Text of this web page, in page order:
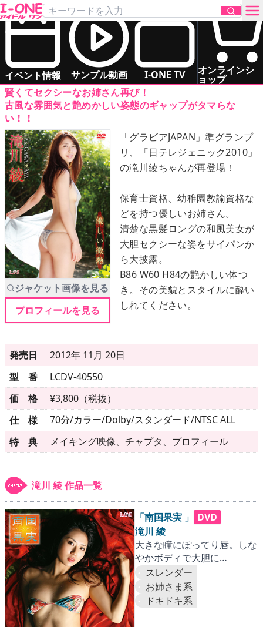
イベント情報 サンプル動画 I-ONE TV オンラインシ
ョップ
お問い合わせ
TOP
DVD
Blu-ray
サンプル動画
イベント情報
アイドル一覧
メニュー
▶新作
▶ 次回作
▶ 制作中
▶発売年月日
▶更新情報
▶個人情報保護について
▶よくあるご質問
▶会社概要
滝川 綾
「優しい微熱 」
DVD
スレンダー
お姉さま系 ドキドキ系
賢くてセクシーなお姉さん再び！
古風な雰囲気と艶めかしい姿態のギャップがタマらな
い！！
ジャケット画像を見る
プロフィールを見る
「グラビアJAPAN」準グランプ
リ、「日テレジェニック2010」
の滝川綾ちゃんが再登場！
保育士資格、幼稚園教諭資格な
どを持つ優しいお姉さん。
清楚な黒髪ロングの和風美女が
大胆セクシーな姿をサイパンか
ら大披露。
B86 W60 H84の艶かしい体つ
き。その美貌とスタイルに酔い
しれてください。
発売日
2012年 11月 20日
型 番
LCDV-40550
価 格
¥3,800（税抜）
仕 様
70分/カラー/Dolby/スタンダード/NTSC ALL
特 典
メイキング映像、チャプタ、プロフィール
滝川 綾 作品一覧
「南国果実 」
DVD
滝川 綾
大きな瞳にぽってり唇。しな
やかボディで大胆に…
スレンダー
お姉さま系
ドキドキ系